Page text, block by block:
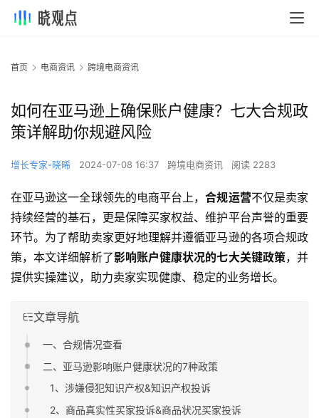
首页 电商资讯 跨境电商资讯
如何在亚马逊上确保账户健康？七大合规政
策详解助你规避风险
增长专家-晓晞 2024-07-08 16:37 跨境电商资讯 阅读 2283
在亚马逊这一全球领先的电商平台上，合规运营不仅是卖家
持续经营的基石，更是保障买家权益、维护平台声誉的重要
环节。为了帮助卖家更好地理解并遵循亚马逊的各项合规政
策，本文详细解析了影响账户健康状况的七大关键政策，并
提供实操建议，助力卖家实现健康、稳定的业务增长。
文章导航
一、合规情况查看
二、亚马逊影响账户健康状况的7种政策
1、涉嫌侵犯知识产权&知识产权投诉
2、商品真实性买家投诉&商品状况买家投诉